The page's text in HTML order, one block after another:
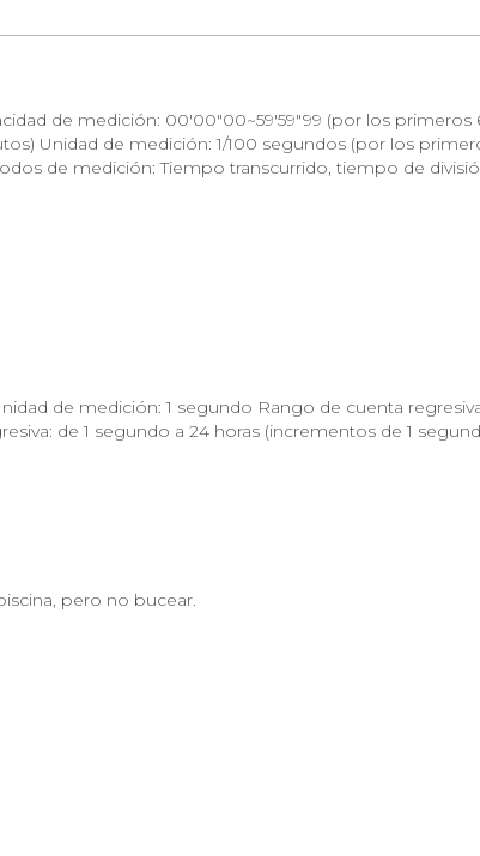
de medición: 00'00"00~59'59"99 (por los primeros
Unidad de medición: 1/100 segundos (por los
de medición: Tiempo transcurrido, tiempo de
de medición: 1 segundo Rango de cuenta
de 1 segundo a 24 horas (incrementos de 1
pero no bucear.